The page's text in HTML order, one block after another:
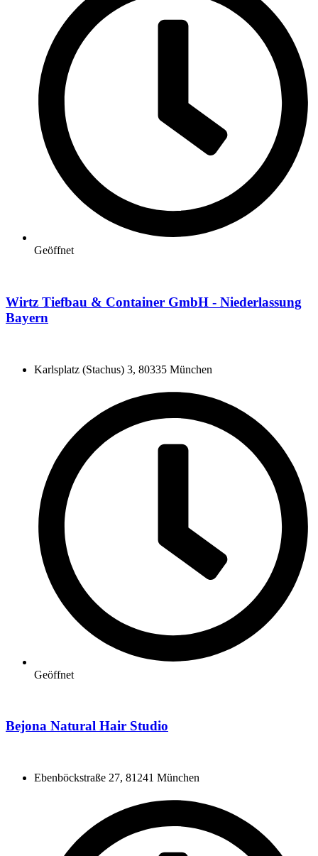
Geöffnet
Wirtz Tiefbau & Container GmbH - Niederlassung
Bayern
Karlsplatz (Stachus) 3, 80335 München
Geöffnet
Bejona Natural Hair Studio
Ebenböckstraße 27, 81241 München